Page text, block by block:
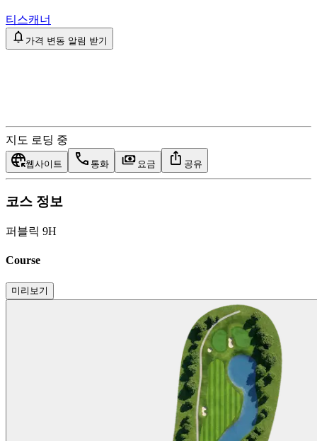
티스캐너
가격 변동 알림 받기
지도 로딩 중
웹사이트 통화 요금 공유
코스 정보
퍼블릭 9H
Course
미리보기